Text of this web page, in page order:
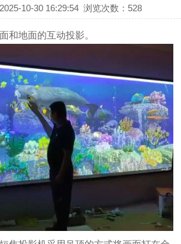
10-30 16:29:54 浏览次数：528
和地面的互动投影。